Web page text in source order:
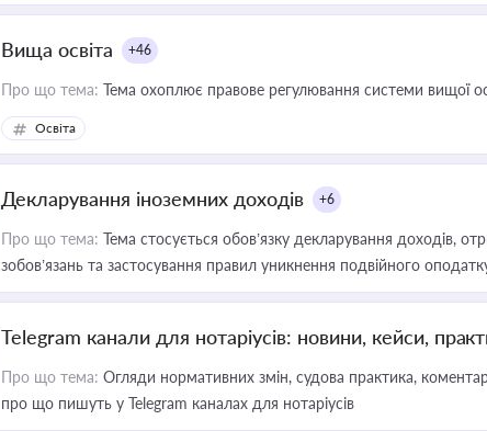
Вища освіта +46
Про що тема: Тема охоплює правове регулювання системи вищої
Освіта
Декларування іноземних доходів +6
Про що тема: Тема стосується обов’язку декларування доходів,
зобов’язань та застосування правил уникнення подвійного
Telegram канали для нотаріусів: новини, кейси,
Про що тема: Огляди нормативних змін, судова практика,
про що пишуть у Telegram каналах для нотаріусів